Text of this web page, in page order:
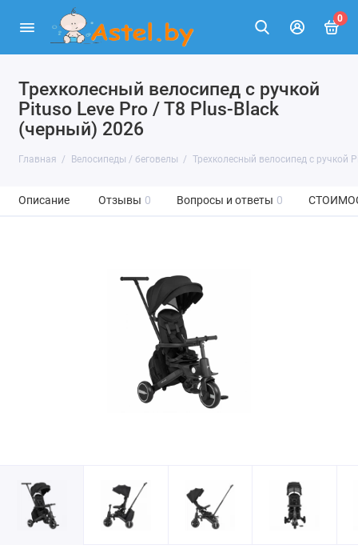
0
Трехколесный велосипед с ручкой
Pituso Leve Pro / T8 Plus-Black
(черный) 2026
Главная Велосипеды / беговелы Трехколесный велосипед с ручкой
Описание Отзывы 0 Вопросы и ответы 0